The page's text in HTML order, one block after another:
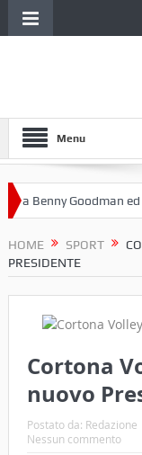
Menu
a Benny Goodman ed
HOME SPORT
PRESIDENTE
Cortona
nuovo
Postato da: Redazione
Nessun commento